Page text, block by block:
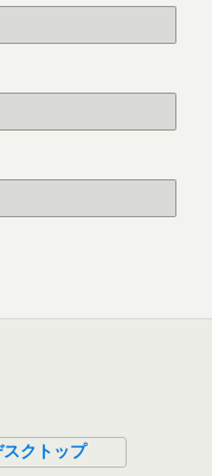
クトップ